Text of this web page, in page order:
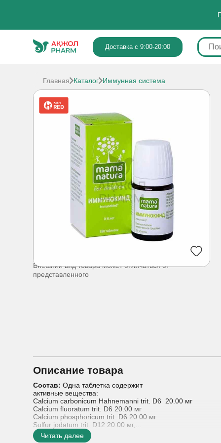
Доставка с 9:00-20:00
Главная Каталог Иммунная система
Внешний вид товара может отличаться от
представленного
Описание товара
Состав:Одна таблетка содержит
активные вещества:
Calcium carbonicum Hahnemanni trit. D6 20.00 мг
Calcium fluoratum trit. D6 20.00 мг
Calcium phosphoricum trit. D6 20.00 мг
Sulfur jodatum trit. D12 20.00 мг,
вспомогательные вещества: целлюлоза
магния стеарат.
Читать далее